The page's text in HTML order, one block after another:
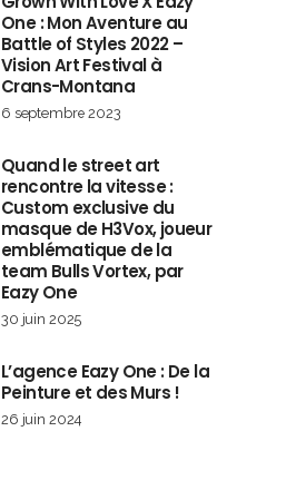
One : Mon Aventure au
Battle of Styles 2022 –
Vision Art Festival à
Crans-Montana
6 septembre 2023
Quand le street art
rencontre la vitesse :
Custom exclusive du
masque de H3Vox, joueur
emblématique de la
team Bulls Vortex, par
Eazy One
30 juin 2025
L’agence Eazy One : De la
Peinture et des Murs !
26 juin 2024